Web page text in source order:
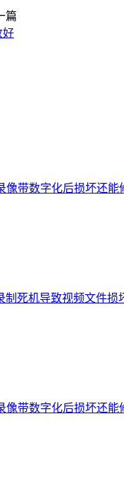
篇
好
像带数字化后损坏还能
制死机导致视频文件损
像带数字化后损坏还能